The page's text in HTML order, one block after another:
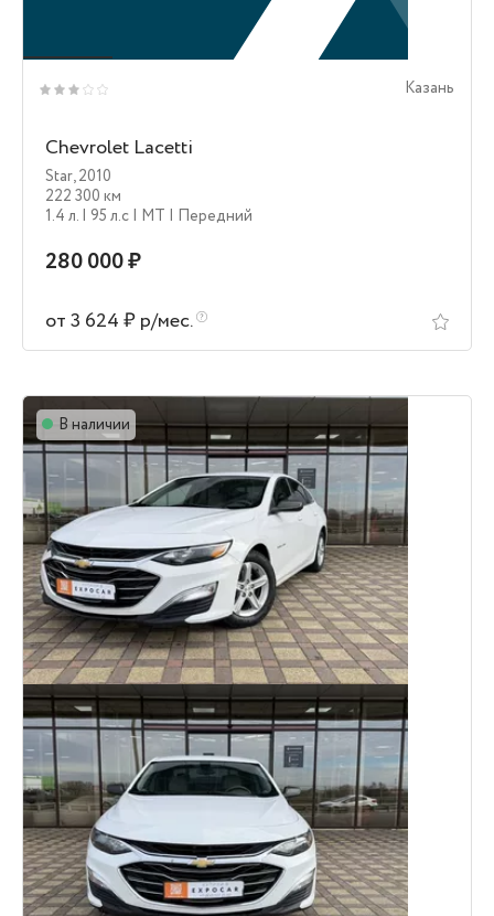
Казань
Chevrolet Lacetti
Star,2010
222 300 км
1.4 л. | 95 л.c | MT | Передний
280 000 ₽
от 3 624 ₽ р/мес.
В наличии